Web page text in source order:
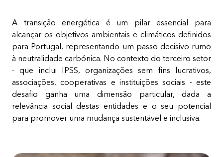
A transição energética é um pilar essencial para
alcançar os objetivos ambientais e climáticos definidos
para Portugal, representando um passo decisivo rumo
à neutralidade carbónica. No contexto do terceiro setor
- que inclui IPSS, organizações sem fins lucrativos,
associações, cooperativas e instituições sociais - este
desafio ganha uma dimensão particular, dada a
relevância social destas entidades e o seu potencial
para promover uma mudança sustentável e inclusiva.